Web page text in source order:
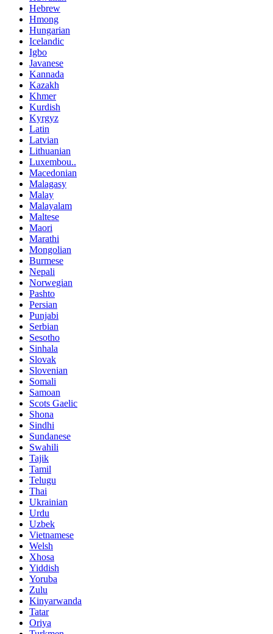
Hebrew
Hmong
Hungarian
Icelandic
Igbo
Javanese
Kannada
Kazakh
Khmer
Kurdish
Kyrgyz
Latin
Latvian
Lithuanian
Luxembou..
Macedonian
Malagasy
Malay
Malayalam
Maltese
Maori
Marathi
Mongolian
Burmese
Nepali
Norwegian
Pashto
Persian
Punjabi
Serbian
Sesotho
Sinhala
Slovak
Slovenian
Somali
Samoan
Scots Gaelic
Shona
Sindhi
Sundanese
Swahili
Tajik
Tamil
Telugu
Thai
Ukrainian
Urdu
Uzbek
Vietnamese
Welsh
Xhosa
Yiddish
Yoruba
Zulu
Kinyarwanda
Tatar
Oriya